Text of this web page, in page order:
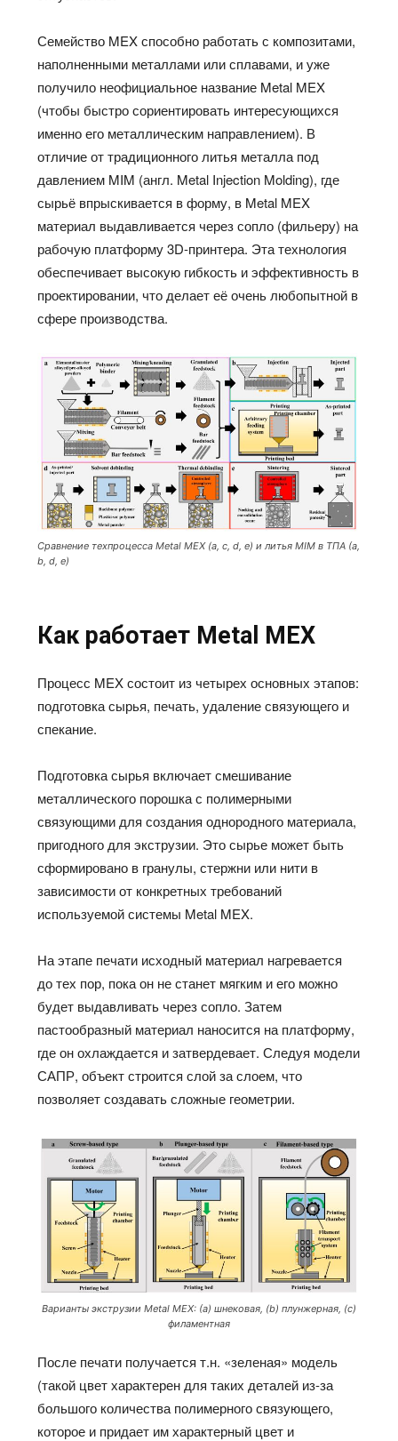
Семейство MEX способно работать с композитами,
наполненными металлами или сплавами, и уже
получило неофициальное название Metal MEX
(чтобы быстро сориентировать интересующихся
именно его металлическим направлением). В
отличие от традиционного литья металла под
давлением MIM (англ. Metal Injection Molding), где
сырьё впрыскивается в форму, в Metal MEX
материал выдавливается через сопло (фильеру) на
рабочую платформу 3D-принтера. Эта технология
обеспечивает высокую гибкость и эффективность в
проектировании, что делает её очень любопытной в
сфере производства.
Сравнение техпроцесса Metal MEX (a, c, d, e) и литья MIM в ТПА (a,
b, d, e)
Как работает Metal МЕХ
Процесс MEX состоит из четырех основных этапов:
подготовка сырья, печать, удаление связующего и
спекание.
Подготовка сырья включает смешивание
металлического порошка с полимерными
связующими для создания однородного материала,
пригодного для экструзии. Это сырье может быть
сформировано в гранулы, стержни или нити в
зависимости от конкретных требований
используемой системы Metal MEX.
На этапе печати исходный материал нагревается
до тех пор, пока он не станет мягким и его можно
будет выдавливать через сопло. Затем
пастообразный материал наносится на платформу,
где он охлаждается и затвердевает. Следуя модели
САПР, объект строится слой за слоем, что
позволяет создавать сложные геометрии.
Варианты экструзии Metal MEX: (а) шнековая, (b) плунжерная, (c)
филаментная
После печати получается т.н. «зеленая» модель
(такой цвет характерен для таких деталей из-за
большого количества полимерного связующего,
которое и придает им характерный цвет и